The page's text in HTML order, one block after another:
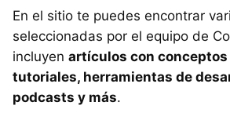
En el sitio te puedes encontrar
seleccionadas por el equipo de
incluyen artículos con conceptos
tutoriales, herramientas de
podcasts y más.